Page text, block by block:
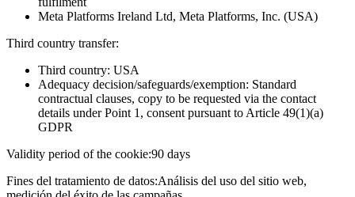
Meta Platforms Ireland Ltd, Meta Platforms, Inc. (USA)
Third country transfer:
Third country: USA
Adequacy decision/safeguards/exemption: Standard
contractual clauses, copy to be requested via the contact
details under Point 1, consent pursuant to Article 49(1)(a)
GDPR
Validity period of the cookie:90 days
Fines del tratamiento de datos:Análisis del uso del sitio web,